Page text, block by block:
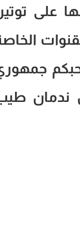
على
ندمان